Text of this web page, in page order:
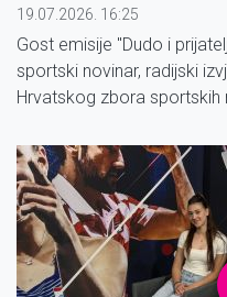
19.07.2026. 16:25
Gost emisije ''Dudo i
sportski novinar, radijski
Hrvatskog zbora sportskih
promjenama koje su